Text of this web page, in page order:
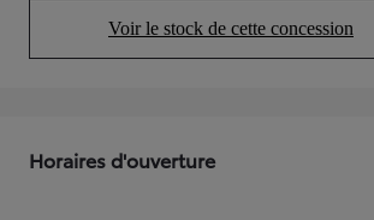
Voir le stock de cette concession
(Opens in new tab)
Horaires d'ouverture